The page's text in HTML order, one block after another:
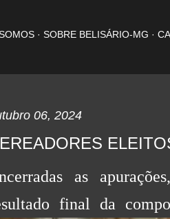
SOBRE BELISÁRIO-MG
06, 2024
as
final da